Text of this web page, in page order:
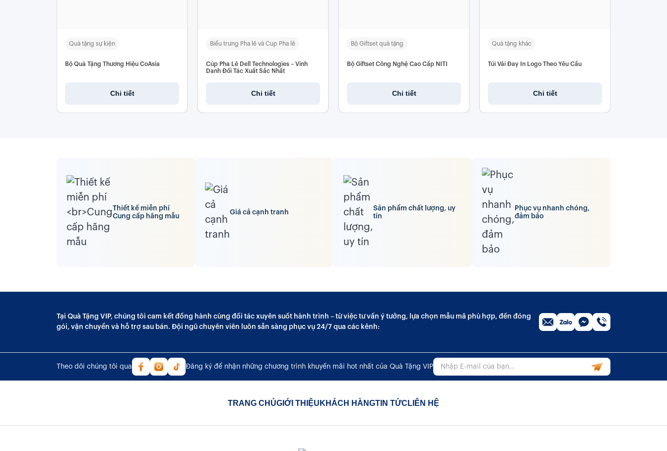
Quà tặng sự kiện
Bộ Quà Tặng Thương Hiệu CoAsia
Chi tiết
Biểu trưng Pha lê và Cup Pha lê
Cúp Pha Lê Dell Technologies – Vinh
Danh Đối Tác Xuất Sắc Nhất
Chi tiết
Bộ Giftset quà tặng
Bộ Giftset Công Nghệ Cao Cấp NITI
Chi tiết
Quà tặng khác
Túi Vải Đay In Logo Theo Yêu Cầu
Chi tiết
Thiết kế miễn phí
Cung cấp hãng mẫu
Giá cả cạnh tranh
Sản phẩm chất lượng, uy
tín
Phục vụ nhanh chóng,
đảm bảo
Tại Quà Tặng VIP, chúng tôi cam kết đồng hành cùng đối tác xuyên suốt hành trình – từ việc tư vấn ý tưởng, lựa chọn mẫu mã phù hợp, đến đóng
gói, vận chuyển và hỗ trợ sau bán. Đội ngũ chuyên viên luôn sẵn sàng phục vụ 24/7 qua các kênh:
Theo dõi chúng tôi qua Đăng ký để nhận những chương trình khuyến mãi hot nhất của Quà Tặng VIP
TRANG CHỦGIỚI THIỆU KHÁCH HÀNGTIN TỨC LIÊN HỆ